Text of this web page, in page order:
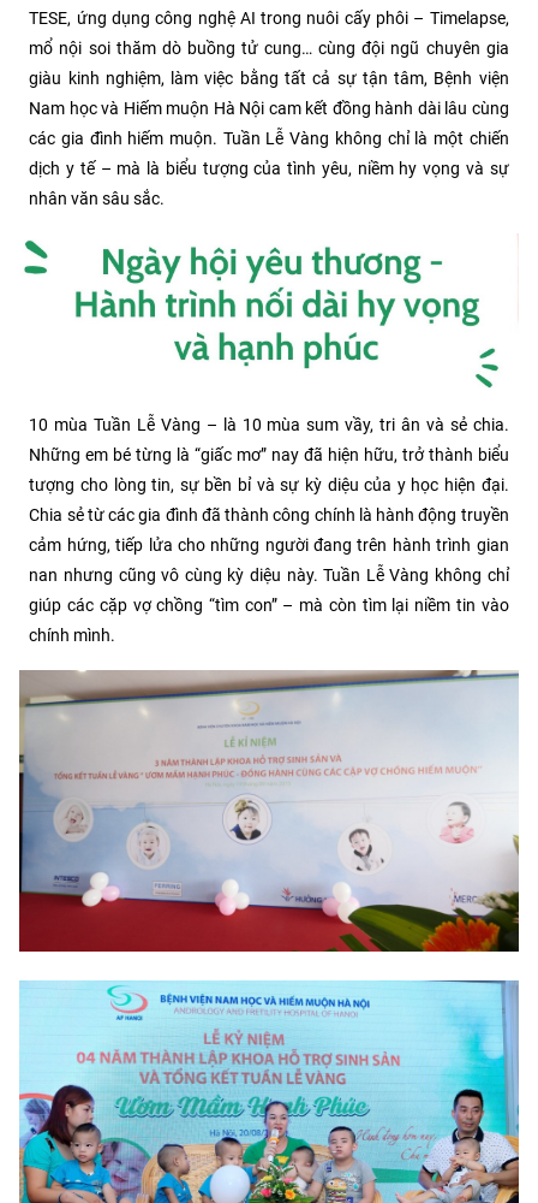
TESE, ứng dụng công nghệ AI trong nuôi cấy phôi – Timelapse,
mổ nội soi thăm dò buồng tử cung… cùng đội ngũ chuyên gia
giàu kinh nghiệm, làm việc bằng tất cả sự tận tâm, Bệnh viện
Nam học và Hiếm muộn Hà Nội cam kết đồng hành dài lâu cùng
các gia đình hiếm muộn. Tuần Lễ Vàng không chỉ là một chiến
dịch y tế – mà là biểu tượng của tình yêu, niềm hy vọng và sự
nhân văn sâu sắc.
10 mùa Tuần Lễ Vàng – là 10 mùa sum vầy, tri ân và sẻ chia.
Những em bé từng là “giấc mơ” nay đã hiện hữu, trở thành biểu
tượng cho lòng tin, sự bền bỉ và sự kỳ diệu của y học hiện đại.
Chia sẻ từ các gia đình đã thành công chính là hành động truyền
cảm hứng, tiếp lửa cho những người đang trên hành trình gian
nan nhưng cũng vô cùng kỳ diệu này. Tuần Lễ Vàng không chỉ
giúp các cặp vợ chồng “tìm con” – mà còn tìm lại niềm tin vào
chính mình.